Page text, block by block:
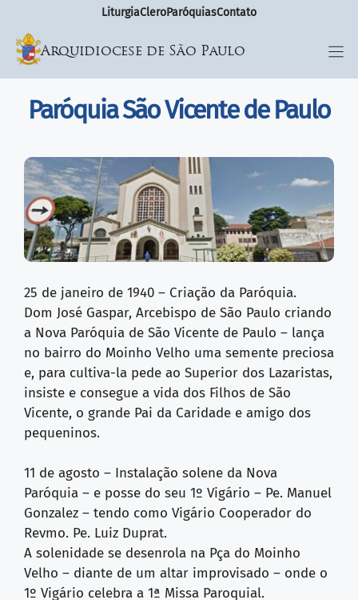
LiturgiaCleroParóquiasContato
Arquidiocese de São Paulo
Paróquia São Vicente de Paulo
25 de janeiro de 1940 – Criação da Paróquia.
Dom José Gaspar, Arcebispo de São Paulo criando
a Nova Paróquia de São Vicente de Paulo – lança
no bairro do Moinho Velho uma semente preciosa
e, para cultiva-la pede ao Superior dos Lazaristas,
insiste e consegue a vida dos Filhos de São
Vicente, o grande Pai da Caridade e amigo dos
pequeninos.
11 de agosto – Instalação solene da Nova
Paróquia – e posse do seu 1º Vigário – Pe. Manuel
Gonzalez – tendo como Vigário Cooperador do
Revmo. Pe. Luiz Duprat.
A solenidade se desenrola na Pça do Moinho
Velho – diante de um altar improvisado – onde o
1º Vigário celebra a 1ª Missa Paroquial.